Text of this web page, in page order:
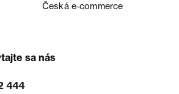
Česká e‑commerce
sa nás
444